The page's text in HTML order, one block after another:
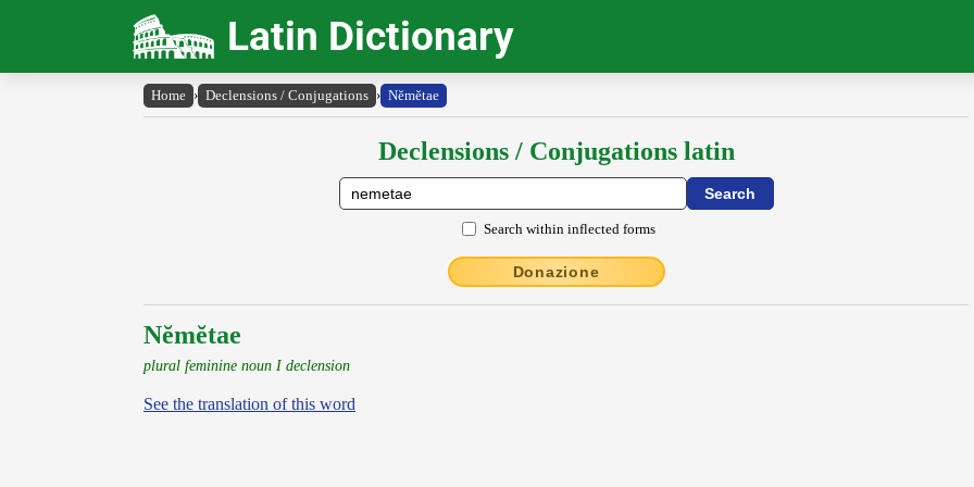
Latin Dictionary
Home › Declensions / Conjugations › Nĕmĕtae
Declensions / Conjugations latin
Search within inflected forms
Donazione
Nĕmĕtae
plural feminine noun I declension
See the translation of this word